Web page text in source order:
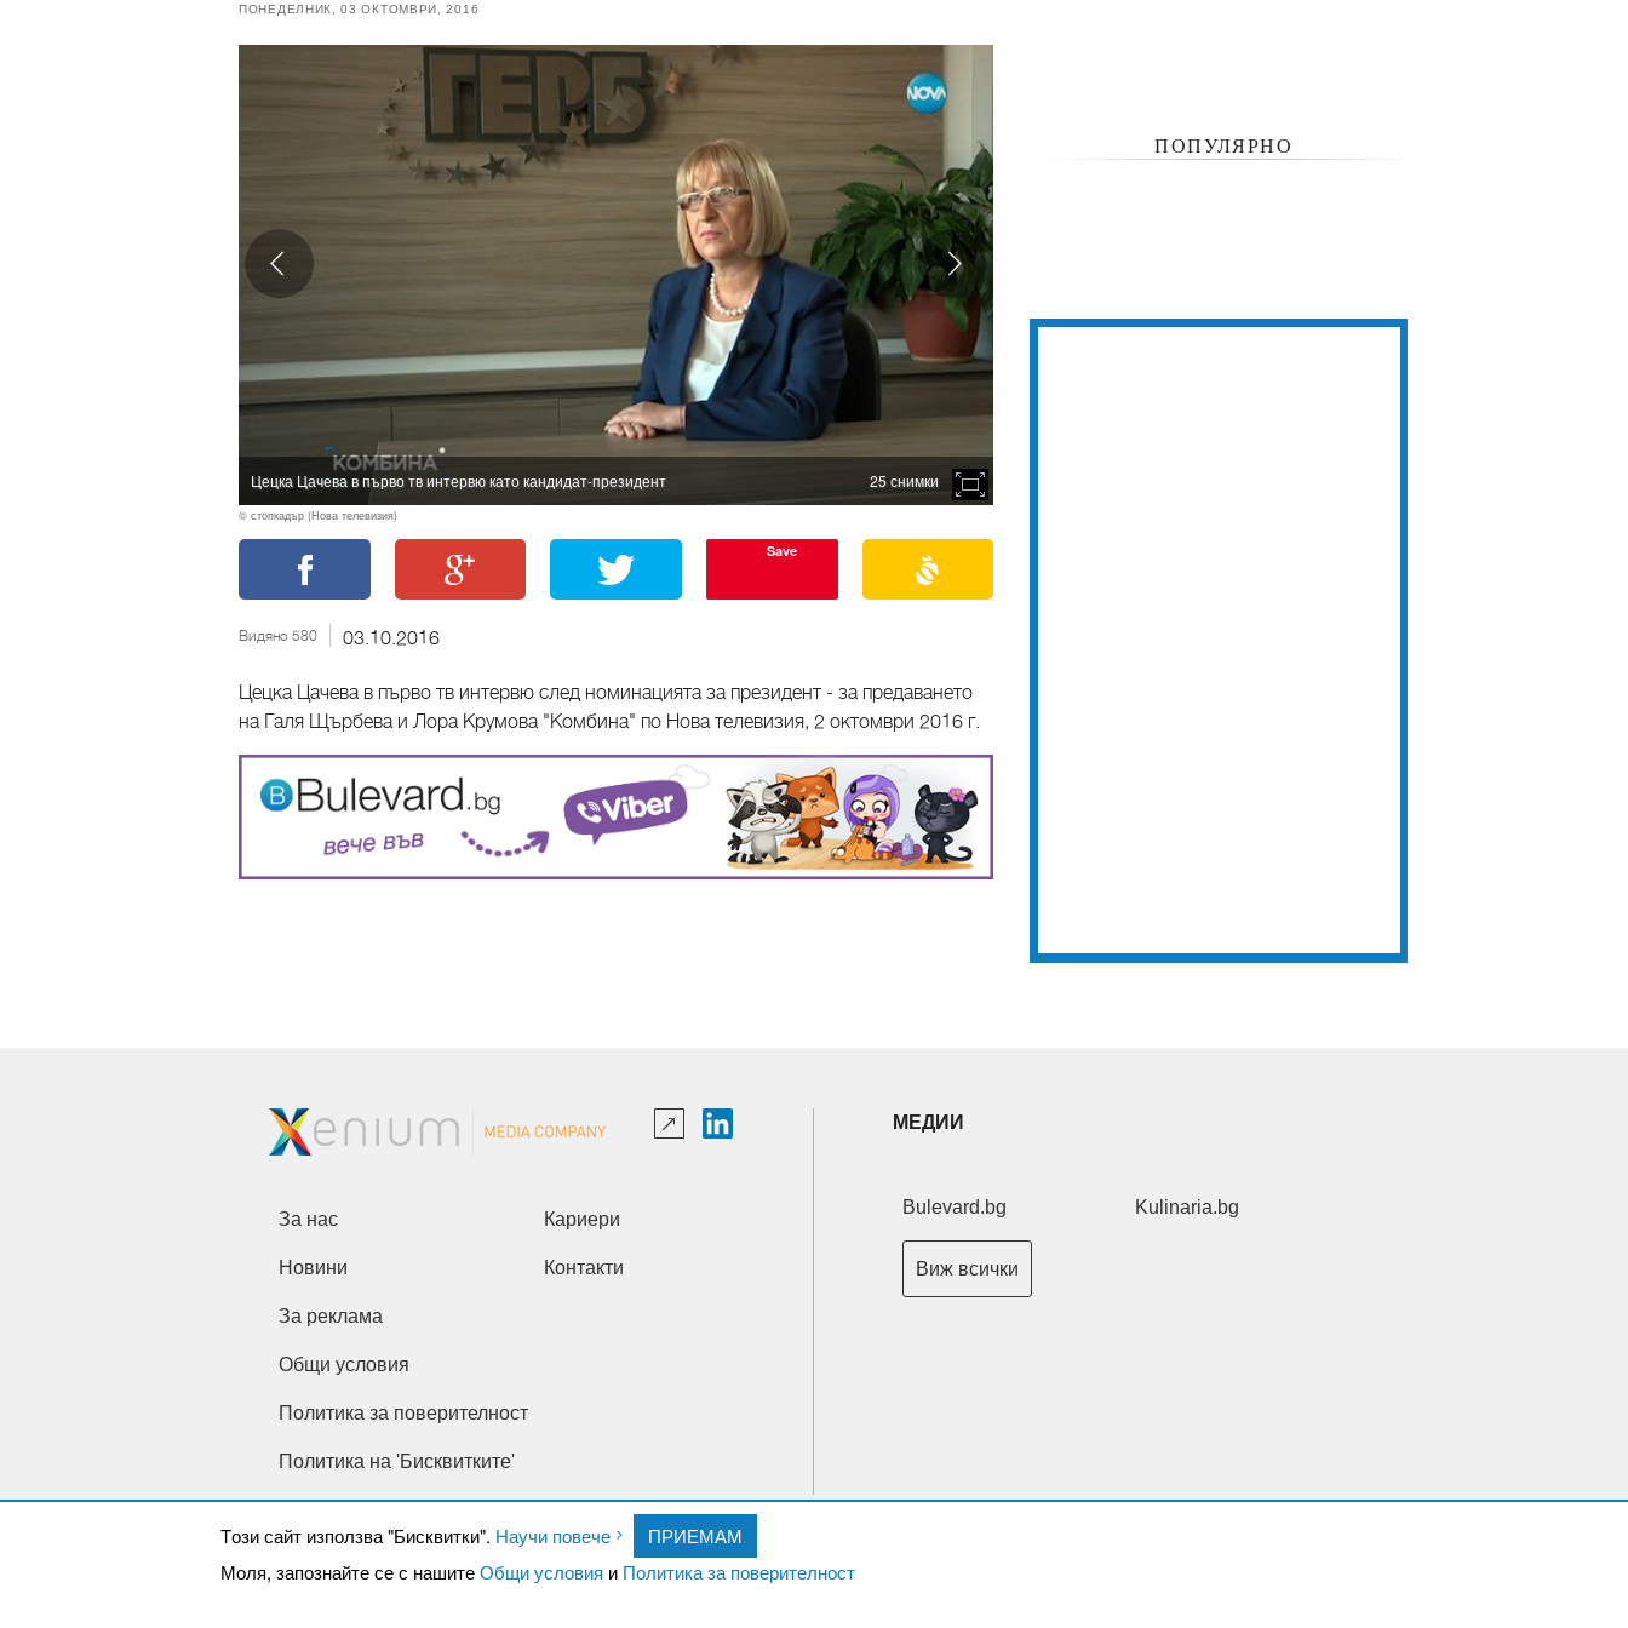
ПОНЕДЕЛНИК, 03 ОКТОМВРИ, 2016
Цецка Цачева в първо тв интервю като кандидат-президент 25 снимки
© стопкадър (Нова телевизия)
Save
Видяно 580 03.10.2016
Цецка Цачева в първо тв интервю след номинацията за президент - за предаването
на Галя Щърбева и Лора Крумова "Комбина" по Нова телевизия, 2 октомври 2016 г.
ПОПУЛЯРНО
Tози сайт използва "Бисквитки". Научи повече
ПРИЕМАМ
Моля, запознайте се с нашитеОбщи условия и Политика за поверителност
За нас Кариери
Новини Контакти
За реклама
Общи условия
Политика за поверителност
Политика на 'Бисквитките'
МЕДИИ
Bulevard.bg Kulinaria.bg
Виж всички
Copyright © 2026 Ксениум ООД. Всички права запазени.
XeniumCompany.com